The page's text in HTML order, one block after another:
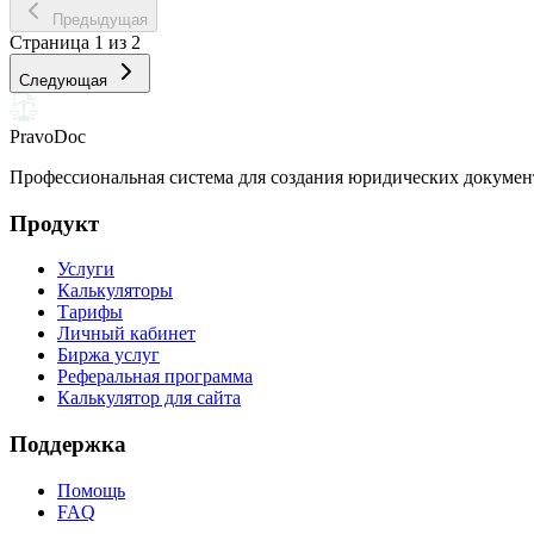
Предыдущая
Страница 1 из 2
Следующая
PravoDoc
Профессиональная система для создания юридических
Продукт
Услуги
Калькуляторы
Тарифы
Личный кабинет
Биржа услуг
Реферальная программа
Калькулятор для сайта
Поддержка
Помощь
FAQ